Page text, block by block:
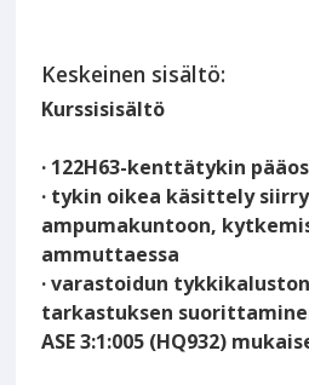
Keskeinen sisältö:
Kurssisisältö
· 122H63-kenttätykin
· tykin oikea käsittely
ampumakuntoon,
ammuttaessa
· varastoidun
tarkastuksen
ASE 3:1:005 (HQ932)